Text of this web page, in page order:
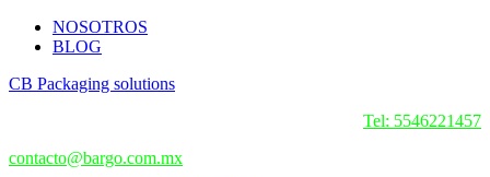
NOSOTROS
BLOG
CB Packaging solutions
Tel: 5546221457
contacto@bargo.com.mx